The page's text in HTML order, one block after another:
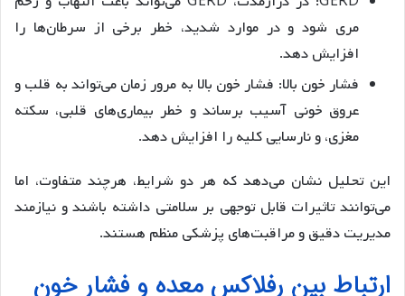
مری شود و در موارد شدید، خطر برخی از سرطان‌ها را
افزایش دهد.
فشار خون بالا: فشار خون بالا به مرور زمان می‌تواند به قلب و
عروق خونی آسیب برساند و خطر بیماری‌های قلبی، سکته
مغزی، و نارسایی کلیه را افزایش دهد.
این تحلیل نشان می‌دهد که هر دو شرایط، هرچند متفاوت، اما
می‌توانند تاثیرات قابل توجهی بر سلامتی داشته باشند و نیازمند
مدیریت دقیق و مراقبت‌های پزشکی منظم هستند.
ارتباط بین رفلاکس معده و فشار خون